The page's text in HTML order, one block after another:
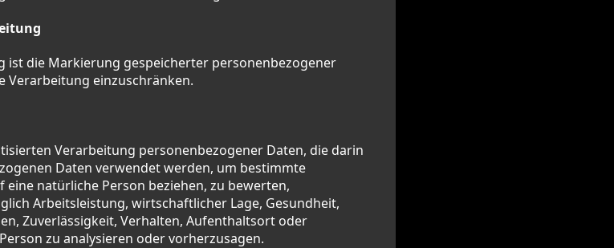
ist die Markierung gespeicherter personenbezogener
Verarbeitung einzuschränken.
Verarbeitung personenbezogener Daten, die darin
Daten verwendet werden, um bestimmte
eine natürliche Person beziehen, zu bewerten,
Arbeitsleistung, wirtschaftlicher Lage, Gesundheit,
Zuverlässigkeit, Verhalten, Aufenthaltsort oder
zu analysieren oder vorherzusagen.